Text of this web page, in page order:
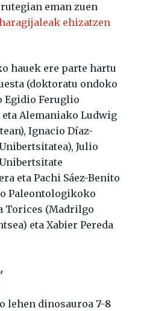
eman zuen
ehizatzen
hauek ere parte hartu
(doktoratu ondoko
Feruglio
Alemaniako Ludwig
Ignacio Díaz-
Julio
eta Pachi Sáez-Benito
Paleontologikoko
Torices (Madrilgo
eta Xabier Pereda
lehen dinosauroa 7-8